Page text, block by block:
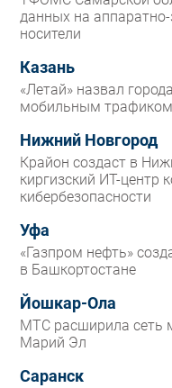
данных на
носители
Казань
«Летай» назвал
мобильным трафиком
Нижний Новгород
Крайон создаст в
киргизский ИТ-центр
кибербезопасности
Уфа
«Газпром нефть»
в Башкортостане
Йошкар-Ола
МТС расширила сеть
Марий Эл
Саранск